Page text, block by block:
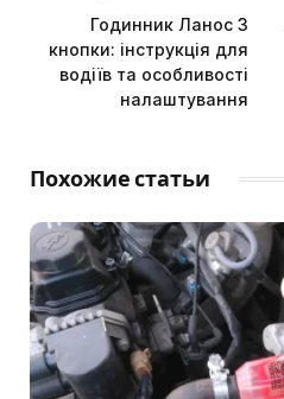
Годинник Ланос 3
кнопки: інструкція для
водіїв та особливості
налаштування
Похожие статьи